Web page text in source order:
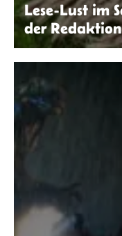
Lese-Lust im
der Redaktion